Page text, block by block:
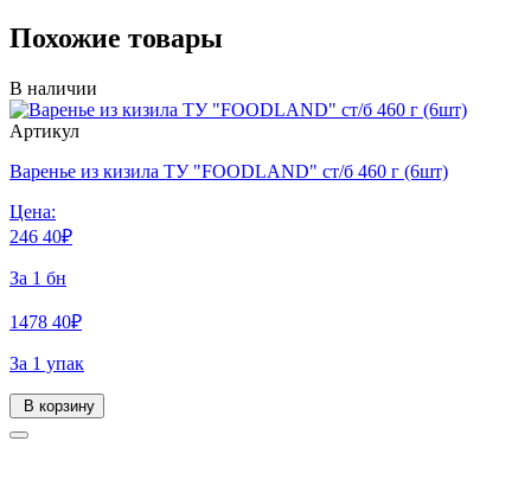
Похожие товары
В наличии
Артикул
Варенье из кизила ТУ "FOODLAND" ст/б 460 г (6шт)
Цена:
246 40₽
За 1 бн
1478 40₽
За 1 упак
В корзину